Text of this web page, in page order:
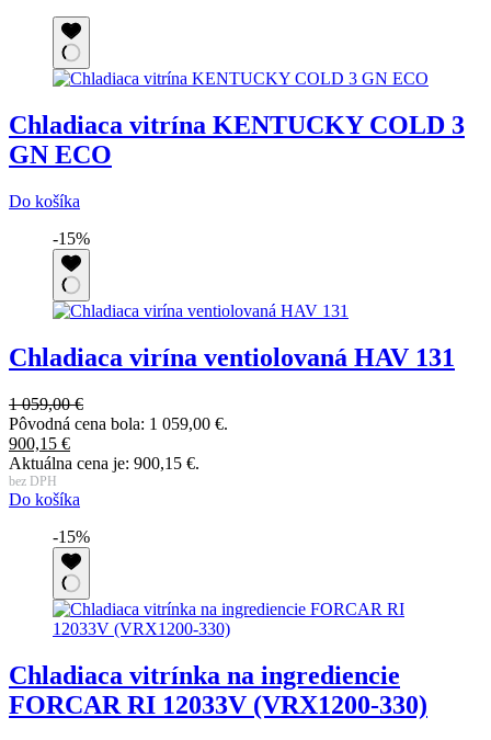
Chladiaca vitrína KENTUCKY COLD 3
GN ECO
Do košíka
-15%
Chladiaca virína ventiolovaná HAV 131
1 059,00€
Pôvodná cena bola: 1 059,00 €.
900,15 €
Aktuálna cena je: 900,15 €.
bez DPH
Do košíka
-15%
Chladiaca vitrínka na ingrediencie
FORCAR RI 12033V (VRX1200-330)